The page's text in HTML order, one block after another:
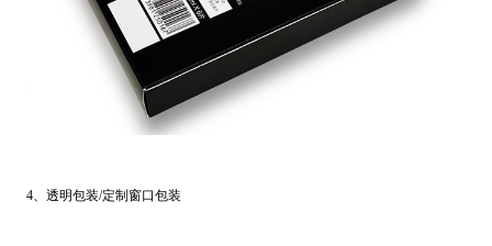
4、透明包装/定制窗口包装